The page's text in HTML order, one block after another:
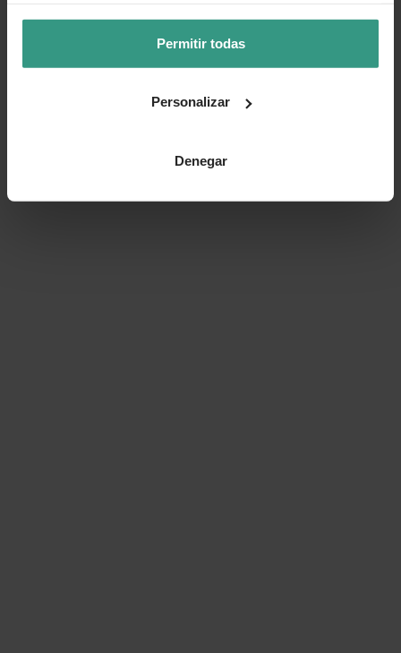
Permitir todas
Personalizar
Denegar